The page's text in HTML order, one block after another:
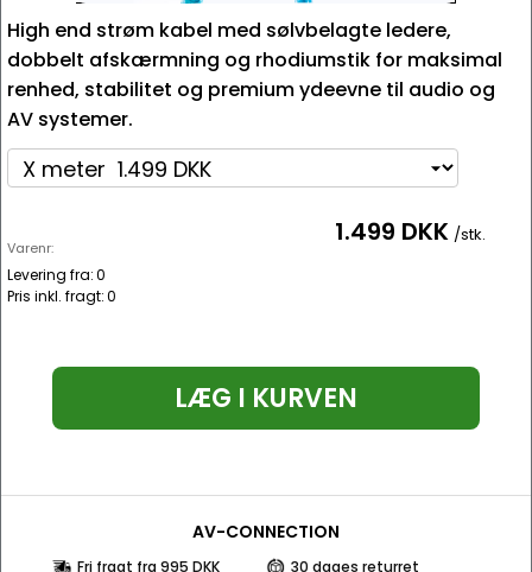
High end strøm kabel med sølvbelagte ledere,
dobbelt afskærmning og rhodiumstik for maksimal
renhed, stabilitet og premium ydeevne til audio og
AV systemer.
Varenr:
Levering fra:0
Pris inkl. fragt:0
1.499 DKK /stk.
LÆG I KURVEN
AV-CONNECTION
Fri fragt fra 995 DKK
30 dages returret